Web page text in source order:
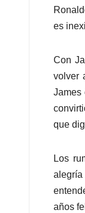
es
Con
volver
James
que
Los
años